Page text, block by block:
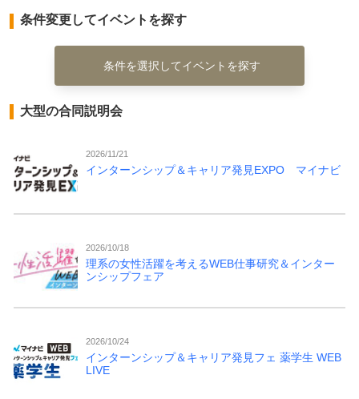
条件変更してイベントを探す
条件を選択してイベントを探す
大型の合同説明会
2026/11/21
インターンシップ＆キャリア発見EXPO マイナビ
2026/10/18
理系の女性活躍を考えるWEB仕事研究＆インター
ンシップフェア
2026/10/24
インターンシップ＆キャリア発見フェ 薬学生 WEB
LIVE